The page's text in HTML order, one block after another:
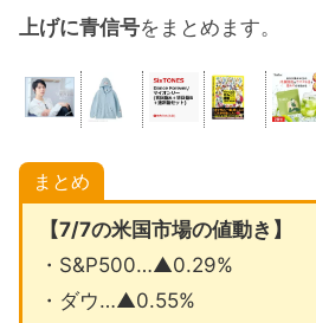
上げに青信号をまとめます。
まとめ
【7/7の米国市場の値動き】
・S&P500…▲0.29%
・ダウ…▲0.55%